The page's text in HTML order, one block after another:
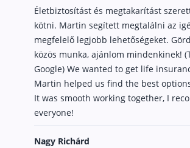
Életbiztosítást és megtakarítást
kötni. Martin segített megtalálni az
megfelelő legjobb lehetőségeket.
közös munka, ajánlom mindenkinek!
Google) We wanted to get life
Martin helped us find the best
It was smooth working together, I
everyone!
Nagy Richárd